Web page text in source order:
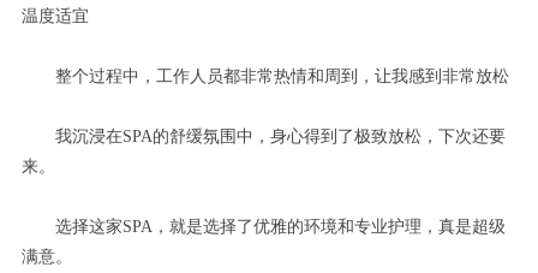
温度适宜
整个过程中，工作人员都非常热情和周到，让我感到非常放松
我沉浸在SPA的舒缓氛围中，身心得到了极致放松，下次还要
来。
选择这家SPA，就是选择了优雅的环境和专业护理，真是超级
满意。